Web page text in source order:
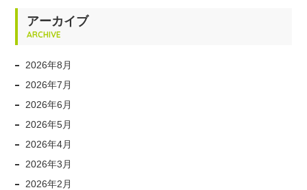
アーカイブ
ARCHIVE
2026年8月
2026年7月
2026年6月
2026年5月
2026年4月
2026年3月
2026年2月